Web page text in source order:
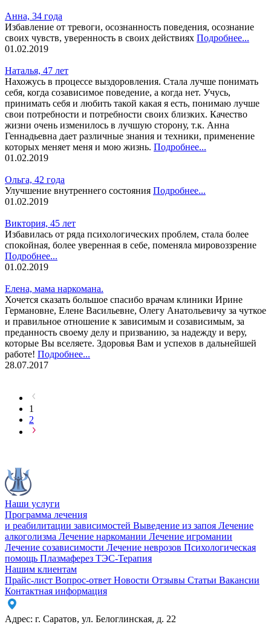
Анна, 34 года
Избавление от тревоги, осознанность поведения, осознание
своих чувств, уверенность в своих действиях Подробнее...
01.02.2019
Наталья, 47 лет
Нахожусь в процессе выздоровления. Стала лучше понимать
себя, когда созависимое поведение, а когда нет. Учусь,
принимать себя и любить такой какая я есть, понимаю лучше
свои потребности и потребности своих близких. Качество
жизни очень изменилось в лучшую сторону, т.к. Анна
Геннадьевна дает различные знания и техники, применение
которых меняет меня и мою жизнь. Подробнее...
01.02.2019
Ольга, 42 года
Улучшение внутреннего состояния Подробнее...
01.02.2019
Виктория, 45 лет
Избавилась от ряда психологических проблем, стала более
спокойная, более уверенная в себе, поменяла мировоззрение
Подробнее...
01.02.2019
Елена, мама наркомана.
Хочется сказать большое спасибо врачам клиники Ирине
Германовне, Елене Васильевне, Олегу Анатольевичу за чуткое
и правильное отношение к зависимым и созависимым, за
преданность своему делу и призванию, за надежду и веру,
которые Вы вселяете. Здоровья Вам и успехов в дальнейшей
работе! Подробнее...
28.07.2017
1
2
Наши услуги
Программа лечения
и реабилитации зависимостей Выведение из запоя Лечение
алкоголизма Лечение наркомании Лечение игромании
Лечение созависимости Лечение неврозов Психологическая
помощь Плазмаферез ТЭС-Терапия
Нашим клиентам
Прайс-лист Вопрос-ответ Новости Отзывы Статьи Вакансии
Контактная информация
Адрес: г. Саратов, ул. Белоглинская, д. 22